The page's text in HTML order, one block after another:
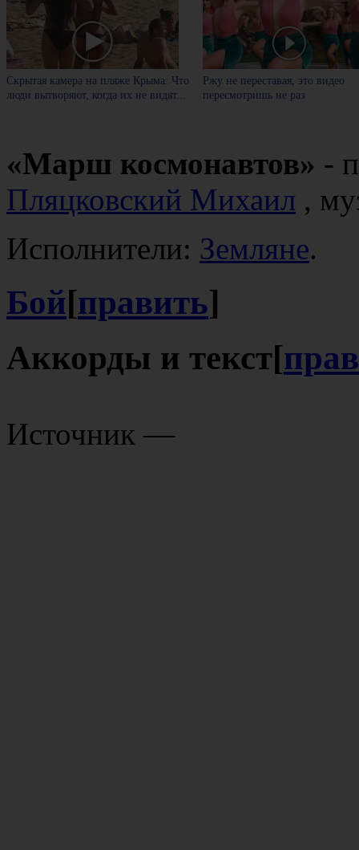
Скрытая камера на пляже Крыма: Что
люди вытворяют, когда их не видят...
Ржу не переставая, это видео
пересмотришь не раз
«Марш космонавтов» -
Пляцковский Михаил ,
Исполнители: Земляне.
Бой[править]
Аккорды и текст[
Источник —